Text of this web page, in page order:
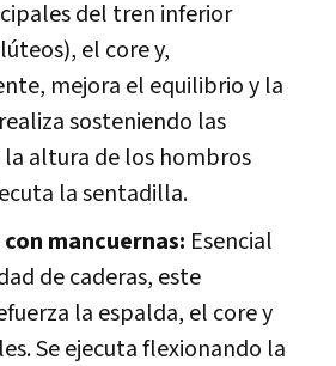
del tren inferior
el core y,
mejora el equilibrio y la
sosteniendo las
la altura de los hombros
la sentadilla.
mancuernas: Esencial
de caderas, este
la espalda, el core y
Se ejecuta flexionando la